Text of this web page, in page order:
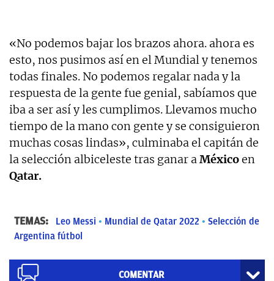
«No podemos bajar los brazos ahora. ahora es
esto, nos pusimos así en el Mundial y tenemos
todas finales. No podemos regalar nada y la
respuesta de la gente fue genial, sabíamos que
iba a ser así y les cumplimos. Llevamos mucho
tiempo de la mano con gente y se consiguieron
muchas cosas lindas», culminaba el capitán de
la selección albiceleste tras ganar aMéxicoen
Qatar.
TEMAS: Leo Messi Mundial de Qatar 2022
Selección de
Argentina fútbol
COMENTAR